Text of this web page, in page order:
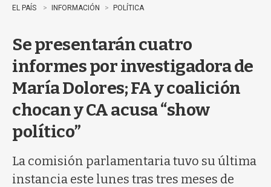
EL PAÍS INFORMACIÓN POLÍTICA
Se presentarán cuatro
informes por investigadora de
María Dolores; FA y coalición
chocan y CA acusa “show
político”
La comisión parlamentaria tuvo su última
instancia este lunes tras tres meses de